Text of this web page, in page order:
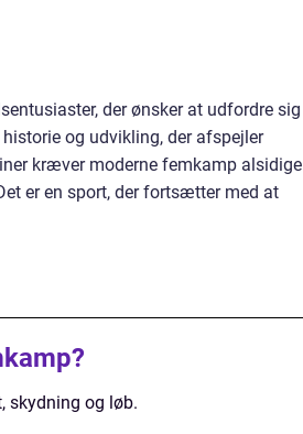
der ønsker at udfordre sig
og udvikling, der afspejler
kræver moderne femkamp alsidige
er en sport, der fortsætter med at
skydning og løb.